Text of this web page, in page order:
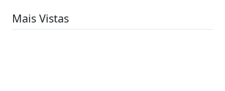
Mais Vistas